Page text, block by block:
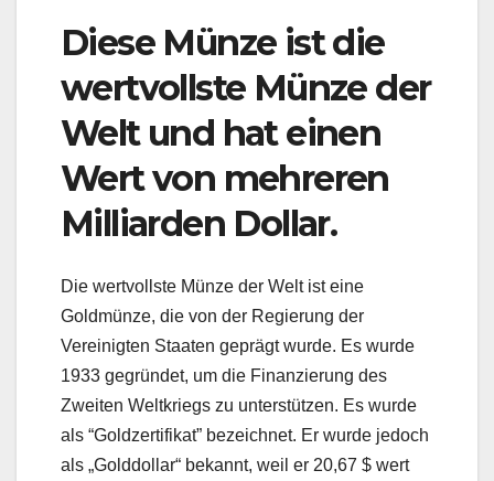
Diese Münze ist die
wertvollste Münze der
Welt und hat einen
Wert von mehreren
Milliarden Dollar.
Die wertvollste Münze der Welt ist eine
Goldmünze, die von der Regierung der
Vereinigten Staaten geprägt wurde. Es wurde
1933 gegründet, um die Finanzierung des
Zweiten Weltkriegs zu unterstützen. Es wurde
als “Goldzertifikat” bezeichnet. Er wurde jedoch
als „Golddollar“ bekannt, weil er 20,67 $ wert